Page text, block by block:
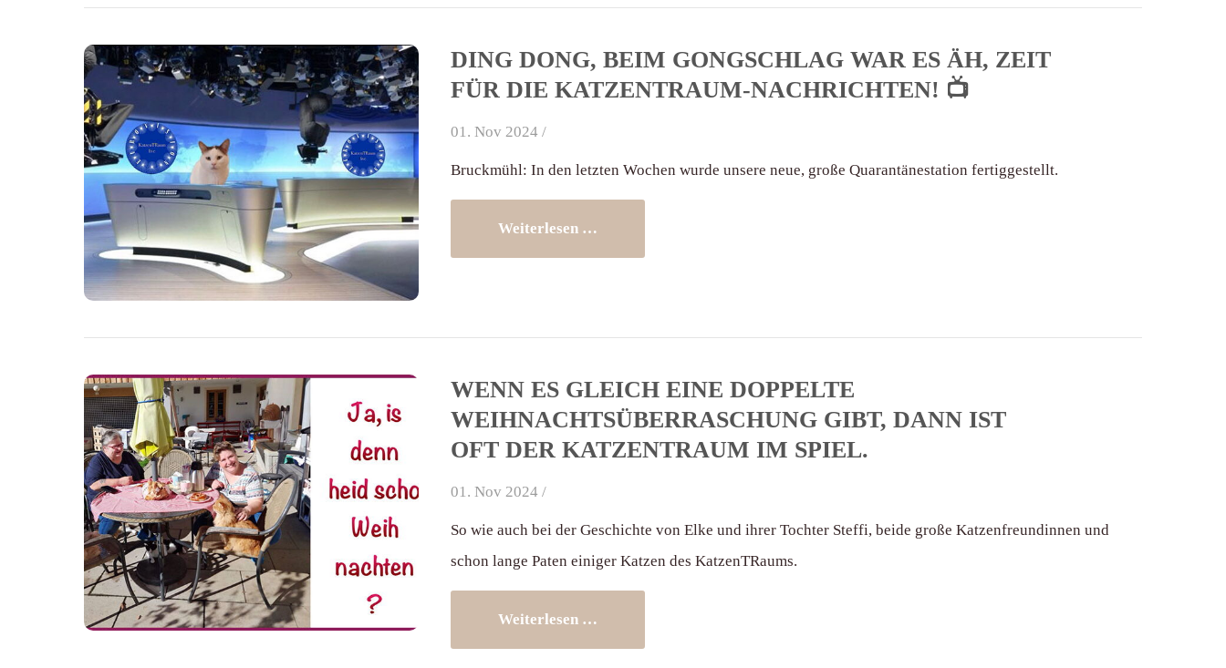
DING DONG, BEIM GONGSCHLAG WAR ES ÄH, ZEIT
FÜR DIE KATZENTRAUM-NACHRICHTEN! 📺
01. Nov 2024 /
Bruckmühl: In den letzten Wochen wurde unsere neue, große Quarantänestation fertiggestellt.
Weiterlesen …
WENN ES GLEICH EINE DOPPELTE
WEIHNACHTSÜBERRASCHUNG GIBT, DANN IST
OFT DER KATZENTRAUM IM SPIEL.
01. Nov 2024 /
So wie auch bei der Geschichte von Elke und ihrer Tochter Steffi, beide große Katzenfreundinnen und
schon lange Paten einiger Katzen des KatzenTRaums.
Weiterlesen …